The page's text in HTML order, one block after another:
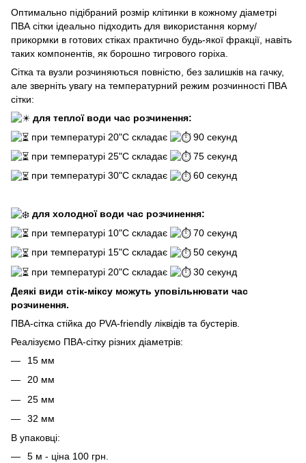
Оптимально підібраний розмір клітинки в кожному діаметрі
ПВА сітки ідеально підходить для використання корму/
прикормки в готових стіках практично будь-якої фракції, навіть
таких компонентів, як борошно тигрового горіха.
Сітка та вузли розчиняються повністю, без залишків на гачку,
але зверніть увагу на температурний режим розчинності ПВА
сітки:
для теплої води час розчинення:
при температурі 20"С складає
90 секунд
при температурі 25"С складає
75 секунд
при температурі 30"С складає
60 секунд
для холодної води час розчинення:
при температурі 10"С складає
70 секунд
при температурі 15"С складає
50 секунд
при температурі 20"С складає
30 секунд
Деякі види стік-міксу можуть уповільнювати час
розчинення.
ПВА-сітка стійка до PVA-friendly ліквідів та бустерів.
Реалізуємо ПВА-сітку різних діаметрів:
15 мм
20 мм
25 мм
32 мм
В упаковці:
5 м - ціна 100 грн.